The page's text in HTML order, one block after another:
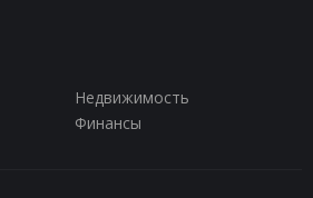
Недвижимость
Финансы